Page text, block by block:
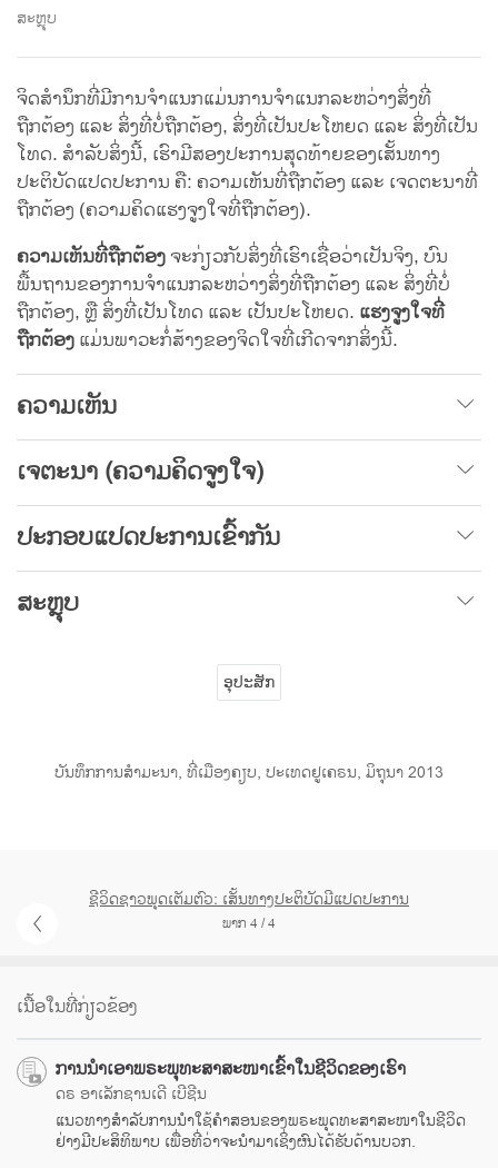
ສະຫຼຸບ
ຈິດສຳນຶກທີ່ມີການຈຳແນກແມ່ນການຈຳແນກລະຫວ່າງສິ່ງທີ່
ຖືກຕ້ອງ ແລະ ສິ່ງທີ່ບໍ່ຖືກຕ້ອງ, ສິ່ງທີ່ເປັນປະໂຫຍດ ແລະ ສິ່ງທີ່ເປັນ
ໂທດ. ສຳລັບສິ່ງນີ້, ເຮົາມີສອງປະການສຸດທ້າຍຂອງເສັ້ນທາງ
ປະຕິບັດແປດປະການ ຄື: ຄວາມເຫັນທີ່ຖືກຕ້ອງ ແລະ ເຈດຕະນາທີ່
ຖືກຕ້ອງ (ຄວາມຄິດແຮງຈູງໃຈທີ່ຖືກຕ້ອງ).
ຄວາມເຫັນທີ່ຖືກຕ້ອງຈະກ່ຽວກັບສິ່ງທີ່ເຮົາເຊື່ອວ່າເປັນຈິງ, ບົນ
ພື້ນຖານຂອງການຈຳແນກລະຫວ່າງສິ່ງທີ່ຖືກຕ້ອງ ແລະ ສິ່ງທີ່ບໍ່
ຖືກຕ້ອງ, ຫຼື ສິ່ງທີ່ເປັນໂທດ ແລະ ເປັນປະໂຫຍດ. ແຮງຈູງໃຈທີ່
ຖືກຕ້ອງແມ່ນພາວະກໍ່ສ້າງຂອງຈິດໃຈທີ່ເກີດຈາກສິ່ງນີ້.
ຄວາມເຫັນ
ເຈຕະນາ(ຄວາມຄິດຈູງໃຈ)
ປະກອບແປດປະການເຂົ້າກັນ
ສະຫຼຸບ
ອຸປະສັກ
ບັນທຶກການສຳມະນາ, ທີ່ເມືອງຄຽບ, ປະເທດຢູເຄຣນ, ມິຖຸນາ 2013
ຊີວິດຊາວພຸດເຕັມຕົວ: ເສັ້ນທາງປະຕິບັດມີແປດປະການ
ພາກ 4 / 4
ເນື້ອໃນທີ່ກ່ຽວຂ້ອງ
ການນຳເອາພຣະພຸທະສາສະໜາເຂົ້າໃນຊີວິດຂອງເຮົາ
ດຣ ອາເລັກຊານເດີ ເບີຊີນ
ແນວທາງສຳລັບການນຳໃຊ້ຄຳສອນຂອງພຣະພຸດທະສາສະໜາໃນຊີວິດ
ຢ່າງມີປະສິທິພາບ ເພື່ອທີ່ວ່າຈະນຳມາເຊິ່ງຜົນໄດ້ຮັບດ້ານບວກ.